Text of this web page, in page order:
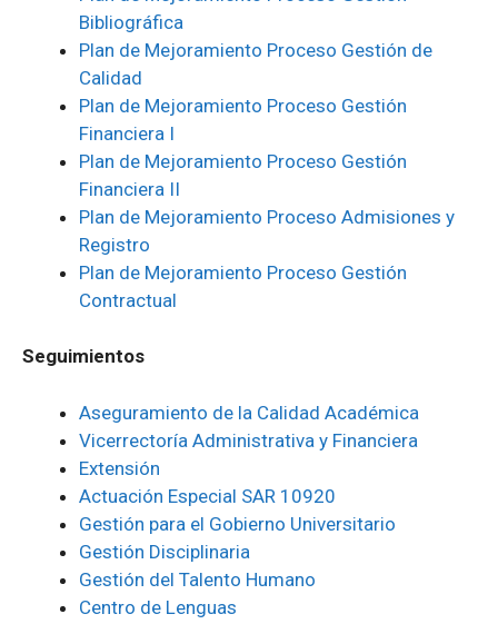
Bibliográfica
Plan de Mejoramiento Proceso Gestión de
Calidad
Plan de Mejoramiento Proceso Gestión
Financiera I
Plan de Mejoramiento Proceso Gestión
Financiera II
Plan de Mejoramiento Proceso Admisiones y
Registro
Plan de Mejoramiento Proceso Gestión
Contractual
Seguimientos
Aseguramiento de la Calidad Académica
Vicerrectoría Administrativa y Financiera
Extensión
Actuación Especial SAR 10920
Gestión para el Gobierno Universitario
Gestión Disciplinaria
Gestión del Talento Humano
Centro de Lenguas